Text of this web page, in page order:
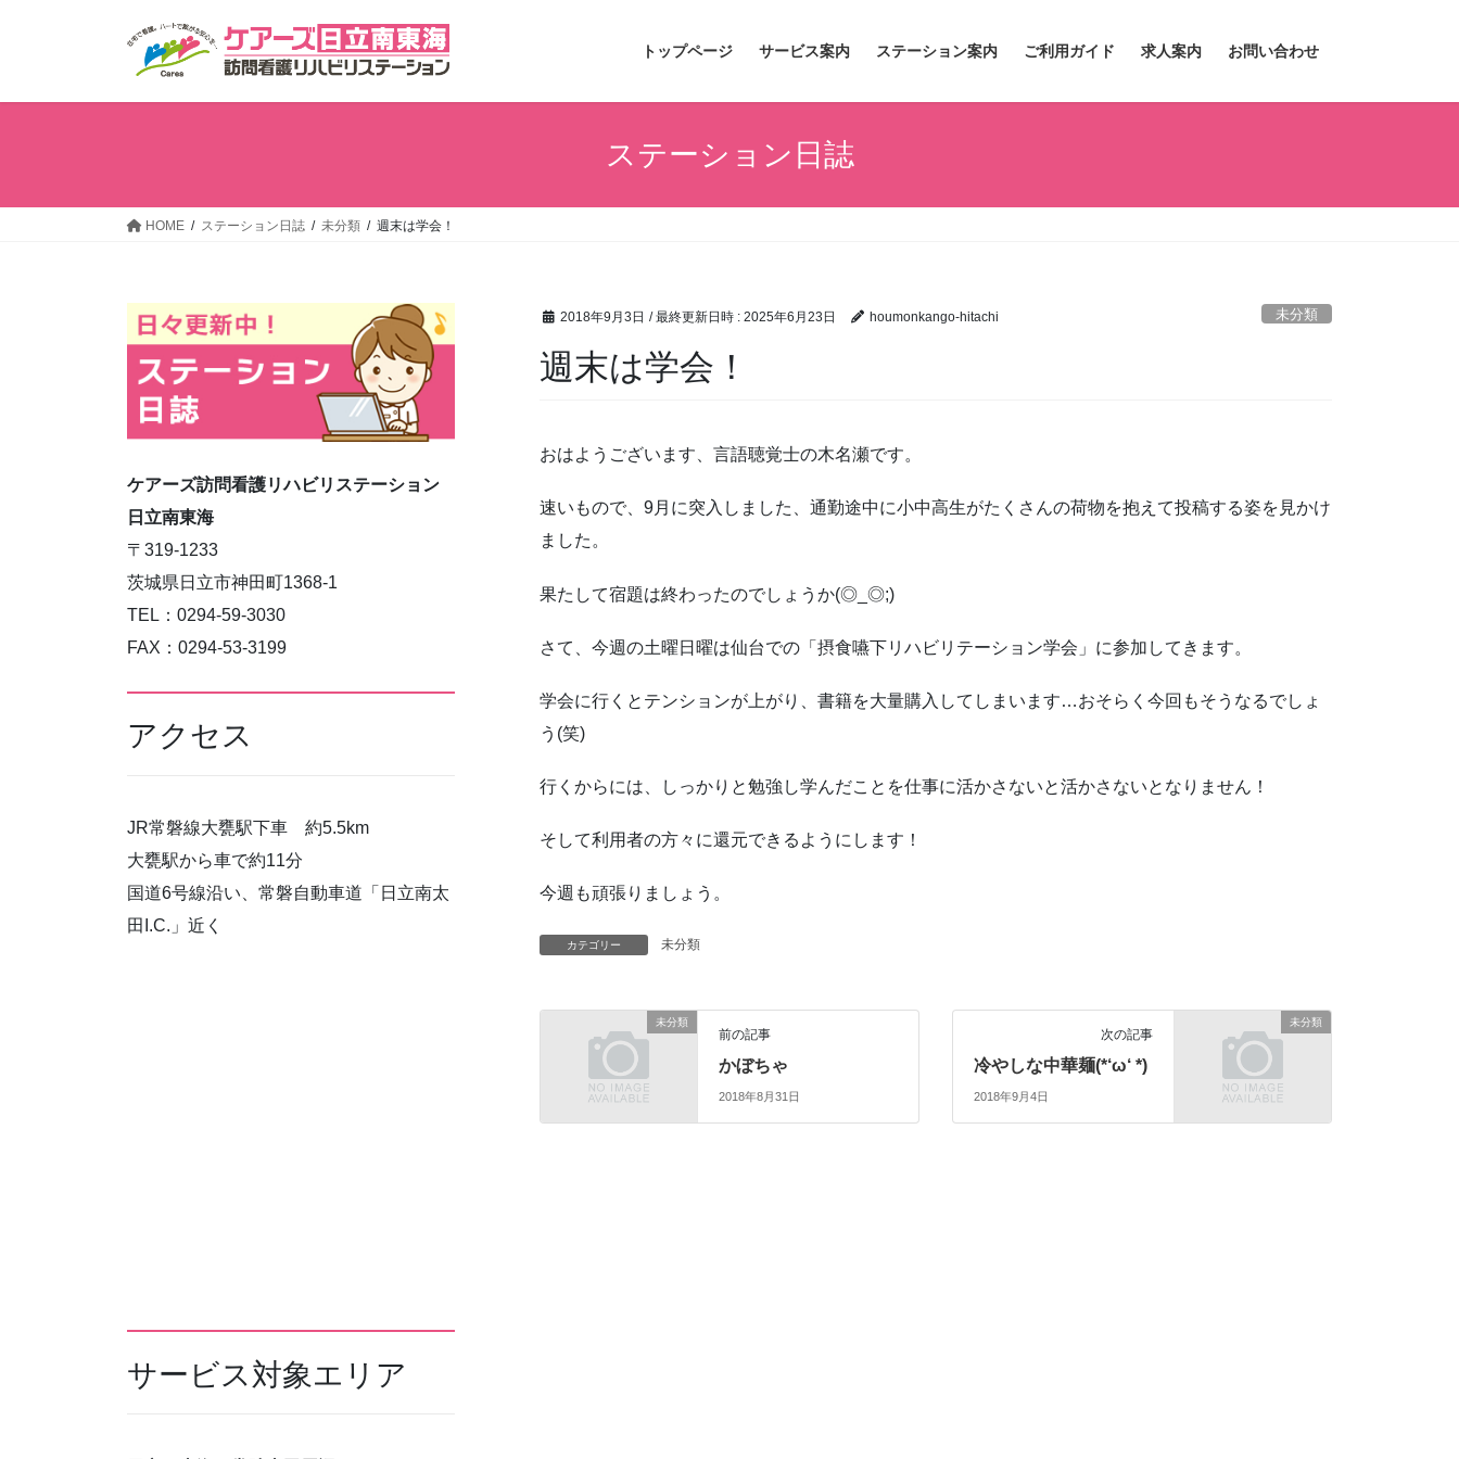
トップページ サービス案内 ステーション案内 ご利用ガイド 求人案内 お問い合わせ
ステーション日誌
HOME ステーション日誌 未分類 週末は学会！
2018年9月3日 / 最終更新日時 : 2025年6月23日 houmonkango-hitachi 未分類
週末は学会！
おはようございます、言語聴覚士の木名瀬です。
速いもので、9月に突入しました、通勤途中に小中高生がたくさんの荷物を抱えて投稿する姿を見かけ
ました。
果たして宿題は終わったのでしょうか(◎_◎;)
さて、今週の土曜日曜は仙台での「摂食嚥下リハビリテーション学会」に参加してきます。
学会に行くとテンションが上がり、書籍を大量購入してしまいます…おそらく今回もそうなるでしょ
う(笑)
行くからには、しっかりと勉強し学んだことを仕事に活かさないと活かさないとなりません！
そして利用者の方々に還元できるようにします！
今週も頑張りましょう。
カテゴリー 未分類
未分類
前の記事
かぼちゃ
2018年8月31日
未分類
次の記事
冷やしな中華麺(*‘ω‘ *)
2018年9月4日
ケアーズ訪問看護リハビリステーション
日立南東海
〒319-1233
茨城県日立市神田町1368-1
TEL：0294-59-3030
FAX：0294-53-3199
アクセス
JR常磐線大甕駅下車 約5.5km
大甕駅から車で約11分
国道6号線沿い、常磐自動車道「日立南太
田I.C.」近く
サービス対象エリア